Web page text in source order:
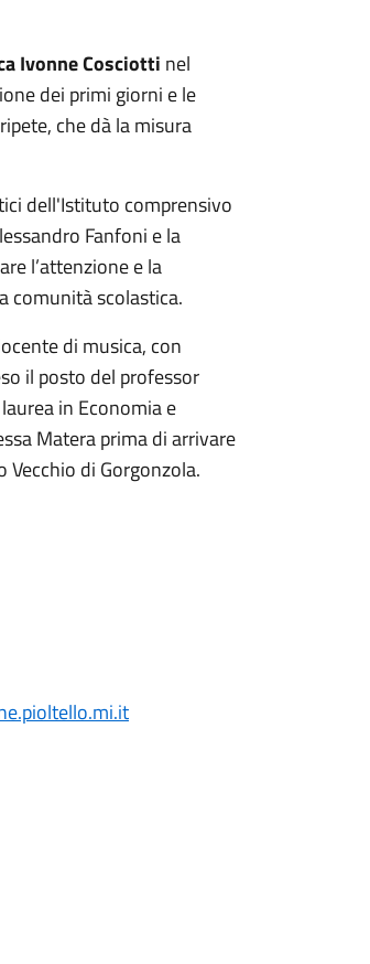
Ivonne Cosciotti nel
dei primi giorni e le
che dà la misura
dell'Istituto comprensivo
Fanfoni e la
l’attenzione e la
comunità scolastica.
di musica, con
il posto del professor
in Economia e
Matera prima di arrivare
di Gorgonzola.